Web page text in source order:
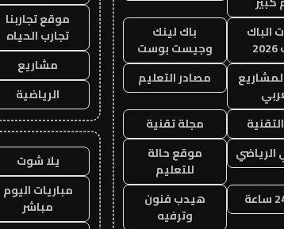
الباك
باك لينك
وجيست بوست
مصادر التعليم
مجلة تقنية
الرياضي
موقع حالة
للتعليم
هيدب فنون
وترفيه
موقع تجاربنا
تجارب الحياه
مشاريع
الرياضية
يلا شوت
مباريات اليوم
مباشر